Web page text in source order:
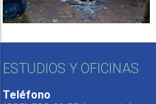
ESTUDIOS Y OFICINAS
Teléfono